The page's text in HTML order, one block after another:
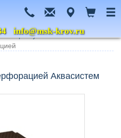
info@msk-krov.ru
AquaSystem
Аквасистем